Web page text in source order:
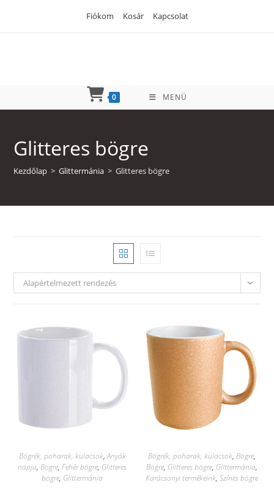
Fiókom Kosár Kapcsolat
0 MENÜ
Glitteres bögre
Kezdőlap > Glittermánia > Glitteres bögre
Alapértelmezett rendezés
Bögrék, poharak, kulacsok,Anyák
napja,Bögre,Fehér bögre, Glitteres
bögre, Glittermánia
Bögrék, poharak, kulacsok, Bögre,
Bögre, Glitteres bögre, Glittermánia,
Karácsonyi termékeink, Színes bögre